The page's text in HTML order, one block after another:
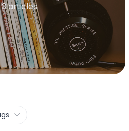
3 articles